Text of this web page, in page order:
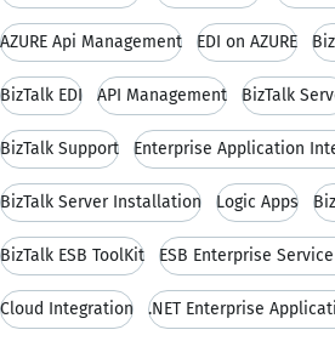
AZURE Api Management EDI on AZURE
BizTalk EDI API Management BizTalk
BizTalk Support Enterprise Application
BizTalk Server Installation Logic Apps
BizTalk ESB ToolKit ESB Enterprise
Cloud Integration .NET Enterprise